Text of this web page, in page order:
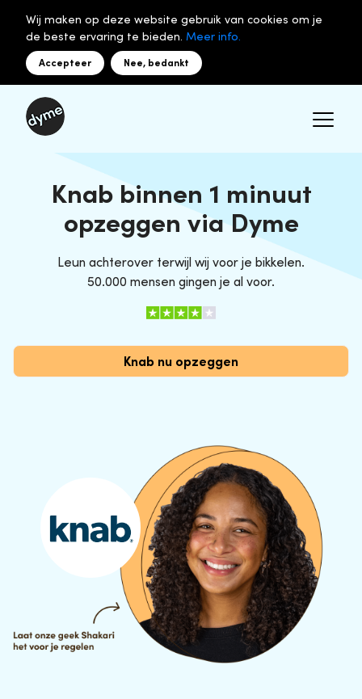
Wij maken op deze website gebruik van cookies om je
de beste ervaring te bieden. Meer info.
Accepteer Nee, bedankt
Knab binnen 1 minuut
opzeggen via Dyme
Leun achterover terwijl wij voor je bikkelen.
50.000 mensen gingen je al voor.
Knab nu opzeggen